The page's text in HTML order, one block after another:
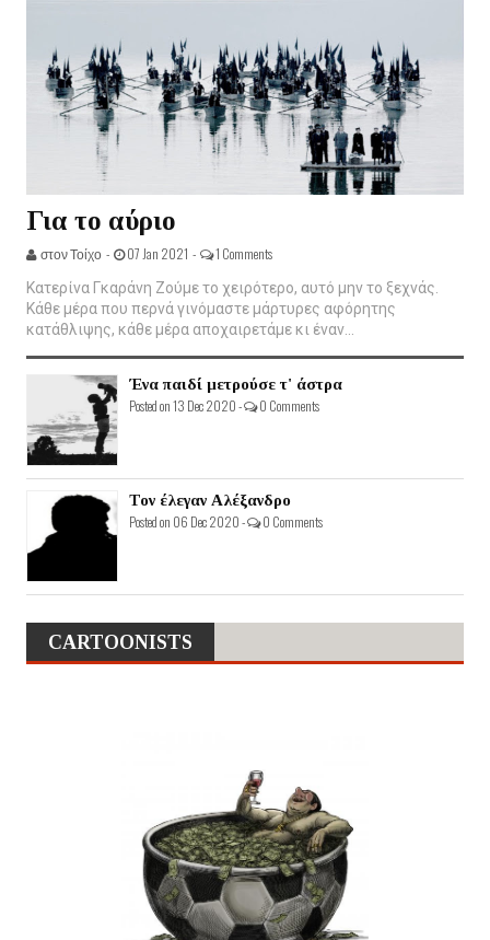
Για το αύριο
στον Τοίχο - 07 Jan 2021 - 1 Comments
Κατερίνα Γκαράνη Ζούμε το χειρότερο, αυτό μην το ξεχνάς.
Κάθε μέρα που περνά γινόμαστε μάρτυρες αφόρητης
κατάθλιψης, κάθε μέρα αποχαιρετάμε κι έναν...
Ένα παιδί μετρούσε τ' άστρα
Posted on 13 Dec 2020 - 0 Comments
Τον έλεγαν Αλέξανδρο
Posted on 06 Dec 2020 - 0 Comments
CARTOONISTS